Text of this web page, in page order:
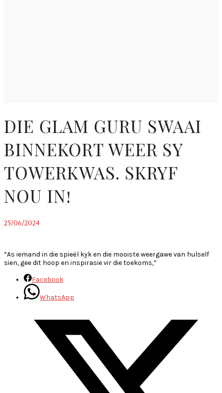
DIE GLAM GURU SWAAI
BINNEKORT WEER SY
TOWERKWAS. SKRYF
NOU IN!
25/06/2024
“As iemand in die spieël kyk en die mooiste weergawe van hulself
sien, gee dit hoop en inspirasie vir die toekoms,”
Facebook
WhatsApp